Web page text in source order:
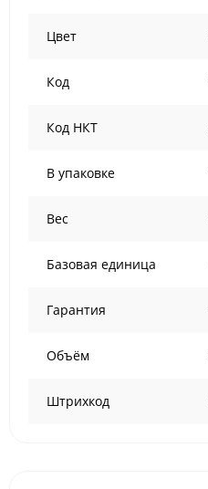
Цвет
Код
Код НКТ
В упаковке
Вес
Базовая единица
Гарантия
Объём
Штрихкод